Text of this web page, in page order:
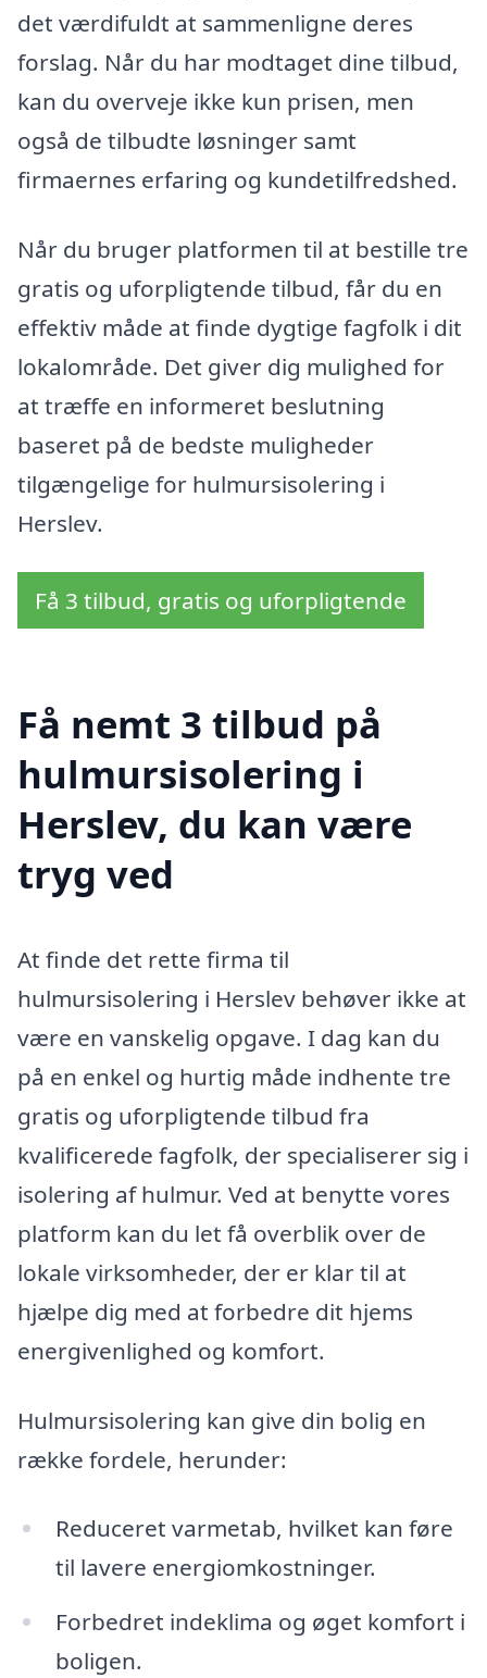
det værdifuldt at sammenligne deres
forslag. Når du har modtaget dine tilbud,
kan du overveje ikke kun prisen, men
også de tilbudte løsninger samt
firmaernes erfaring og kundetilfredshed.
Når du bruger platformen til at bestille tre
gratis og uforpligtende tilbud, får du en
effektiv måde at finde dygtige fagfolk i dit
lokalområde. Det giver dig mulighed for
at træffe en informeret beslutning
baseret på de bedste muligheder
tilgængelige for hulmursisolering i
Herslev.
Få 3 tilbud, gratis og uforpligtende
Få nemt 3 tilbud på
hulmursisolering i
Herslev, du kan være
tryg ved
At finde det rette firma til
hulmursisolering i Herslev behøver ikke at
være en vanskelig opgave. I dag kan du
på en enkel og hurtig måde indhente tre
gratis og uforpligtende tilbud fra
kvalificerede fagfolk, der specialiserer sig i
isolering af hulmur. Ved at benytte vores
platform kan du let få overblik over de
lokale virksomheder, der er klar til at
hjælpe dig med at forbedre dit hjems
energivenlighed og komfort.
Hulmursisolering kan give din bolig en
række fordele, herunder:
Reduceret varmetab, hvilket kan føre
til lavere energiomkostninger.
Forbedret indeklima og øget komfort i
boligen.